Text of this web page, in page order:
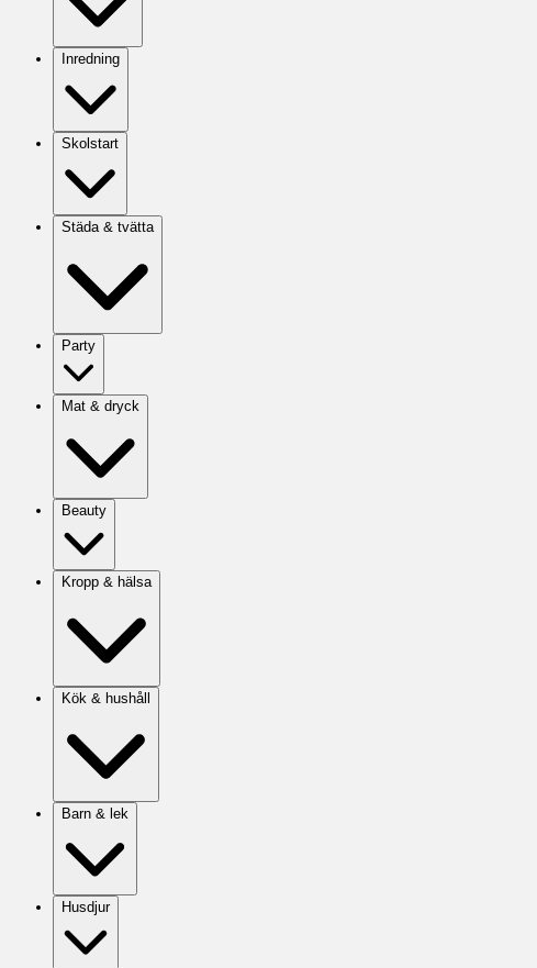
Inredning
Skolstart
Städa & tvätta
Party
Mat & dryck
Beauty
Kropp & hälsa
Kök & hushåll
Barn & lek
Husdjur